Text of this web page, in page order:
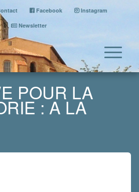
Facebook
Instagram
Newsletter
POUR LA
: A LA